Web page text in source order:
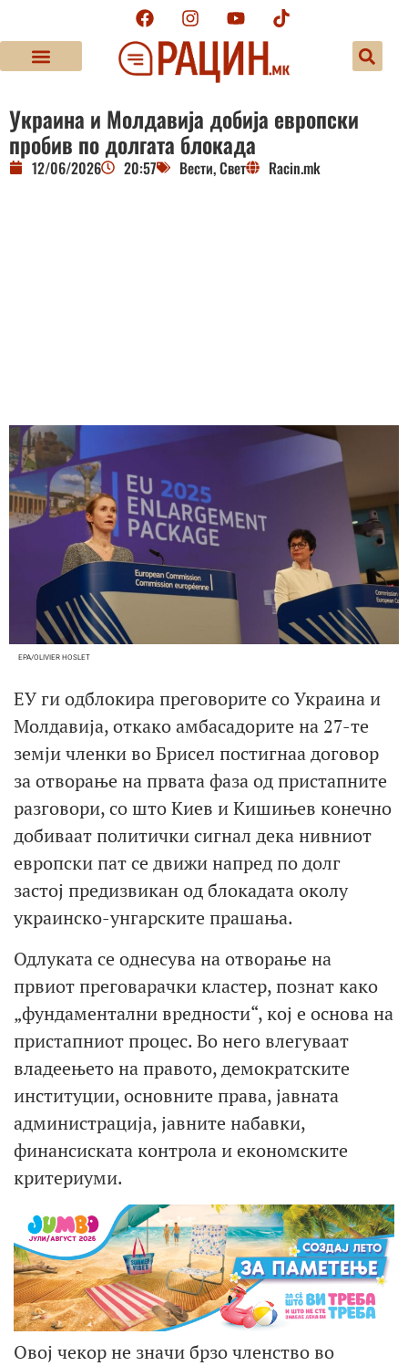
Украина и Молдавија добија европски
пробив по долгата блокада
12/06/2026 20:57 Вести,Свет Racin.mk
EPA/OLIVIER HOSLET
ЕУ ги одблокира преговорите со Украина и
Молдавија, откако амбасадорите на 27-те
земји членки во Брисел постигнаа договор
за отворање на првата фаза од пристапните
разговори, со што Киев и Кишињев конечно
добиваат политички сигнал дека нивниот
европски пат се движи напред по долг
застој предизвикан од блокадата околу
украинско-унгарските прашања.
Одлуката се однесува на отворање на
првиот преговарачки кластер, познат како
„фундаментални вредности“, кој е основа на
пристапниот процес. Во него влегуваат
владеењето на правото, демократските
институции, основните права, јавната
администрација, јавните набавки,
финансиската контрола и економските
критериуми.
Овој чекор не значи брзо членство во